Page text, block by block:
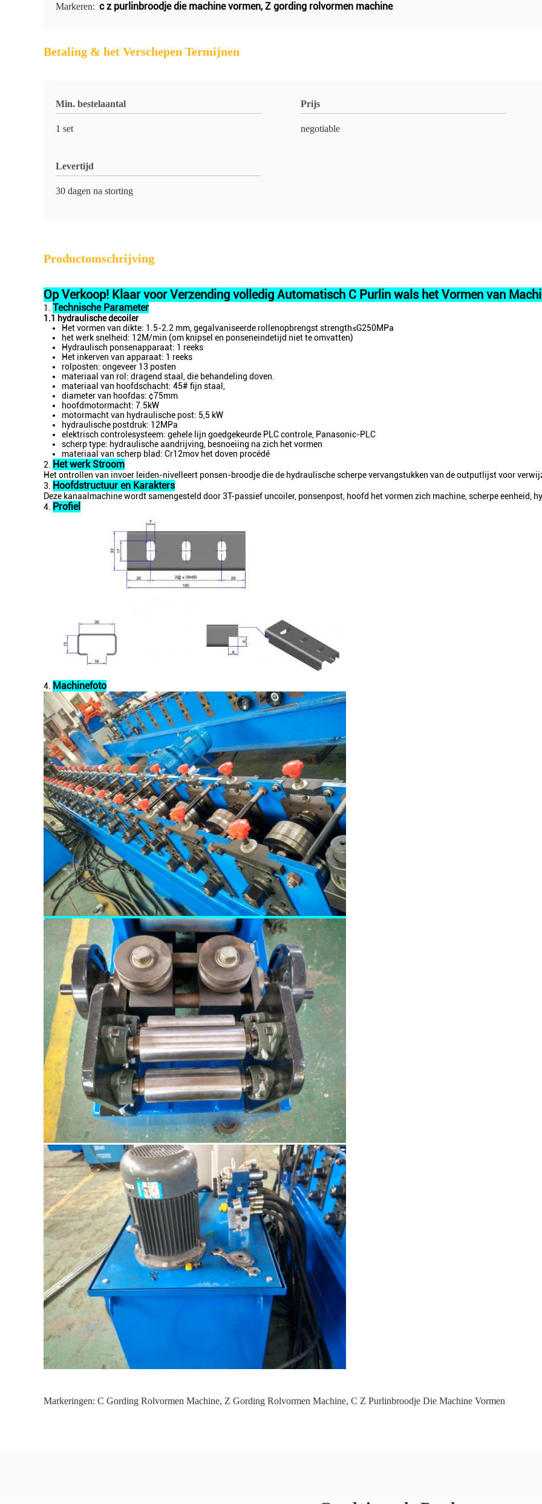
Markeren: c z purlinbroodje die machine vormen,Z gording rolvormen machine
Betaling & het Verschepen Termijnen
Min. bestelaantal
1 set
Prijs
negotiable
Levertijd
30 dagen na storting
Productomschrijving
Op Verkoop! Klaar voor Verzending volledig Automatisch C Purlin wals het Vormen van
1. Technische Parameter
1.1 hydraulische decoiler
Het vormen van dikte: 1.5-2.2 mm, gegalvaniseerde rollenopbrengst strength≤G250MPa
het werk snelheid: 12M/min (om knipsel en ponseneindetijd niet te omvatten)
Hydraulisch ponsenapparaat: 1 reeks
Het inkerven van apparaat: 1 reeks
rolposten: ongeveer 13 posten
materiaal van rol: dragend staal, die behandeling doven.
materiaal van hoofdschacht: 45# fijn staal,
diameter van hoofdas: ¢75mm
hoofdmotormacht: 7.5kW
motormacht van hydraulische post: 5,5 kW
hydraulische postdruk: 12MPa
elektrisch controlesysteem: gehele lijn goedgekeurde PLC controle, Panasonic-PLC
scherp type: hydraulische aandrijving, besnoeiing na zich het vormen
materiaal van scherp blad: Cr12mov het doven procédé
2. Het werk Stroom
Het ontrollen van invoer leiden-nivelleert ponsen-broodje die de hydraulische scherpe vervangstukken van de outputlijst voor
3. Hoofdstructuur en Karakters
Deze kanaalmachine wordt samengesteld door 3T-passief uncoiler, ponsenpost, hoofd het vormen zich machine, scherpe eenheid,
4. Profiel
4. Machinefoto
Markeringen: C Gording Rolvormen Machine, Z Gording Rolvormen Machine, C Z Purlinbroodje Die Machine Vormen